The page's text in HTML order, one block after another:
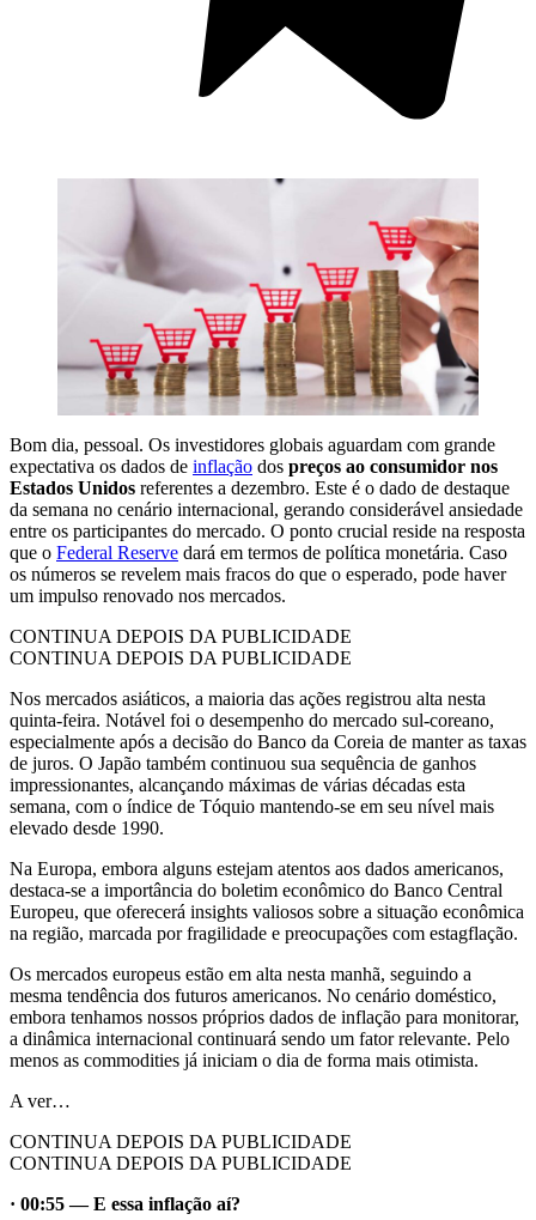
Bom dia, pessoal. Os investidores globais aguardam com grande
expectativa os dados de inflação dos preços ao consumidor nos
Estados Unidos referentes a dezembro. Este é o dado de destaque
da semana no cenário internacional, gerando considerável ansiedade
entre os participantes do mercado. O ponto crucial reside na resposta
que o Federal Reserve dará em termos de política monetária. Caso
os números se revelem mais fracos do que o esperado, pode haver
um impulso renovado nos mercados.
CONTINUA DEPOIS DA PUBLICIDADE
CONTINUA DEPOIS DA PUBLICIDADE
Nos mercados asiáticos, a maioria das ações registrou alta nesta
quinta-feira. Notável foi o desempenho do mercado sul-coreano,
especialmente após a decisão do Banco da Coreia de manter as taxas
de juros. O Japão também continuou sua sequência de ganhos
impressionantes, alcançando máximas de várias décadas esta
semana, com o índice de Tóquio mantendo-se em seu nível mais
elevado desde 1990.
Na Europa, embora alguns estejam atentos aos dados americanos,
destaca-se a importância do boletim econômico do Banco Central
Europeu, que oferecerá insights valiosos sobre a situação econômica
na região, marcada por fragilidade e preocupações com estagflação.
Os mercados europeus estão em alta nesta manhã, seguindo a
mesma tendência dos futuros americanos. No cenário doméstico,
embora tenhamos nossos próprios dados de inflação para monitorar,
a dinâmica internacional continuará sendo um fator relevante. Pelo
menos as commodities já iniciam o dia de forma mais otimista.
A ver…
CONTINUA DEPOIS DA PUBLICIDADE
CONTINUA DEPOIS DA PUBLICIDADE
· 00:55 — E essa inflação aí?